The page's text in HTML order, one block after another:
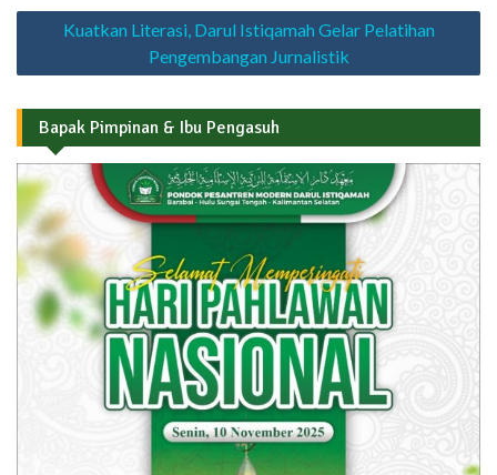
Navigasi
Kuatkan Literasi, Darul Istiqamah Gelar Pelatihan
Pengembangan Jurnalistik
Bapak Pimpinan & Ibu Pengasuh